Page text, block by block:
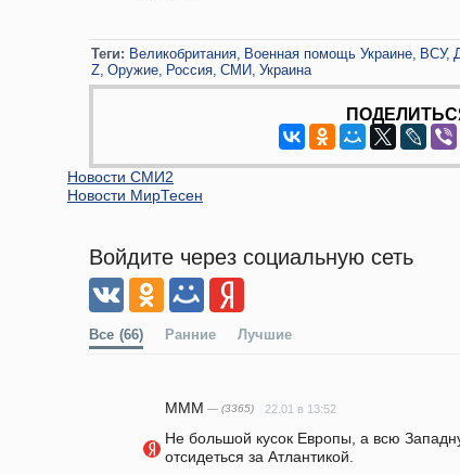
Теги: Великобритания Военная помощь Украине ВСУ
Z Оружие Россия СМИ Украина
Новости СМИ2
Новости МирТесен
Войдите через социальную сеть
Все (66) Ранние Лучшие
MMM — (3365) 22.01 в 13:52
Не большой кусок Европы, а всю
отсидеться за Атлантикой.